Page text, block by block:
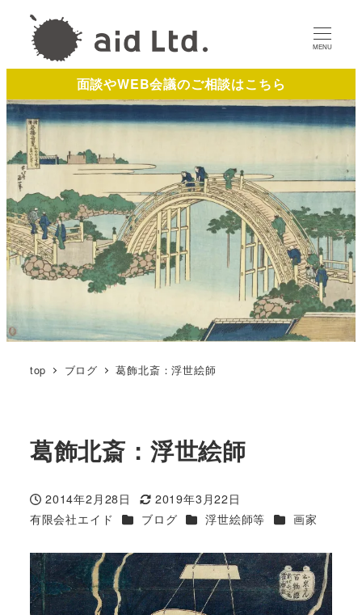
MENU
面談やWEB会議のご相談はこちら
top ブログ 葛飾北斎：浮世絵師
葛飾北斎：浮世絵師
投稿日
2014年2月28日
更新日
2019年3月22日
著
有限会社エイド カテゴリー
ブログ カテゴリー
浮世絵師等 カテゴリー
画家